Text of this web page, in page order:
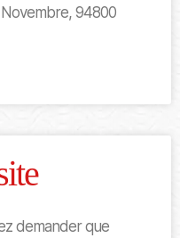
Novembre, 94800
demander que